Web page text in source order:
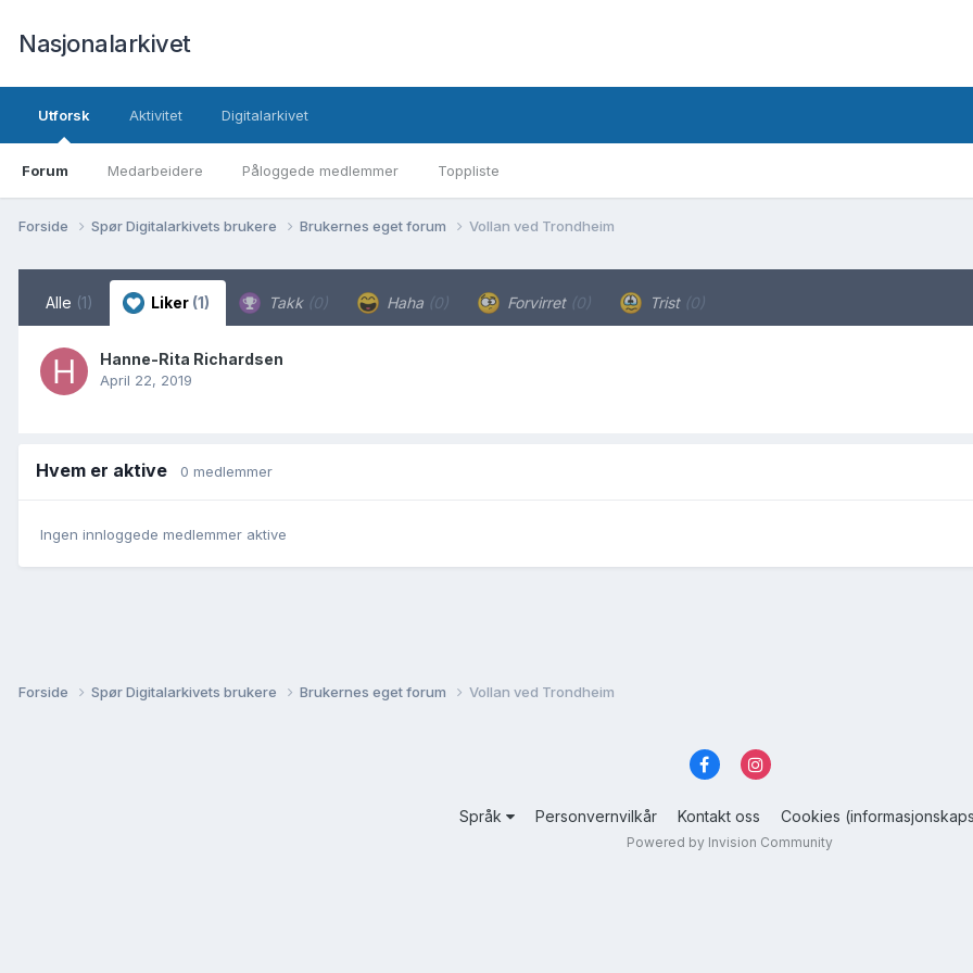
Nasjonalarkivet
Utforsk
Forum Medarbeidere Påloggede medlemmer Toppliste
Aktivitet Digitalarkivet
Forside Spør Digitalarkivets brukere Brukernes eget forum Vollan ved Trondheim
Alle (1) Liker (1) Takk (0) Haha (0) Forvirret (0) Trist (0)
Hanne-Rita Richardsen
April 22, 2019
Hvem er aktive 0 medlemmer
Ingen innloggede medlemmer aktive
Forside Spør Digitalarkivets brukere Brukernes eget forum Vollan ved Trondheim
Språk Personvernvilkår Kontakt oss Cookies
Powered by Invision Community